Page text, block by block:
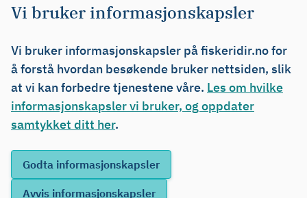
Vi bruker informasjonskapsler
Vi bruker informasjonskapsler på fiskeridir.no for
å forstå hvordan besøkende bruker nettsiden, slik
at vi kan forbedre tjenestene våre. Les om hvilke
informasjonskapsler vi bruker, og oppdater
samtykket ditt her.